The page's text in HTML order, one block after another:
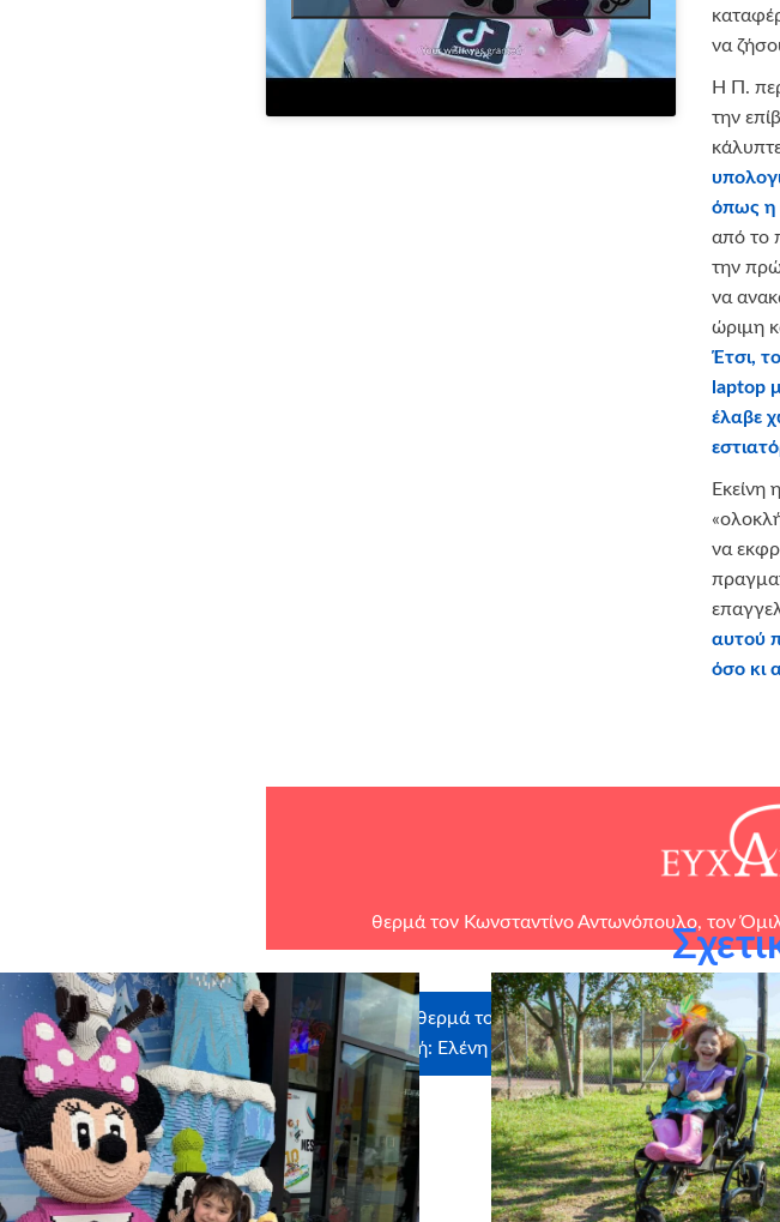
να
Η Π.
την
όπως η
από το
την
να
ώριμη
Έτσι,
laptop
έλαβε
Εκείνη
να
αυτού
όσο κι
θερμά τον Κωνσταντίνο Αντωνόπουλο, τον
Ευχαριστούμε θερμά τους εθελοντές που έλαβαν μέρος
στην ευχή: Ελένη Ρίζου, Λία Μιχαλοπούλου